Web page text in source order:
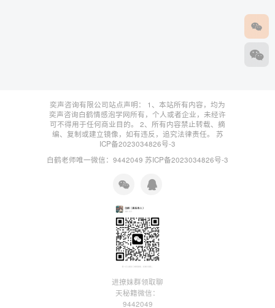
奕声咨询有限公司站点声明： 1、本站所有内容，均为
奕声咨询白鹤情感泡学网所有，个人或者企业，未经许
可不得用于任何商业目的。 2、所有内容禁止转载、摘
编、复制或建立镜像，如有违反，追究法律责任。 苏
ICP备2023034826号-3
白鹤老师唯一微信：9442049 苏ICP备2023034826号-3
进撩妹群领取聊
天秘籍微信：
9442049